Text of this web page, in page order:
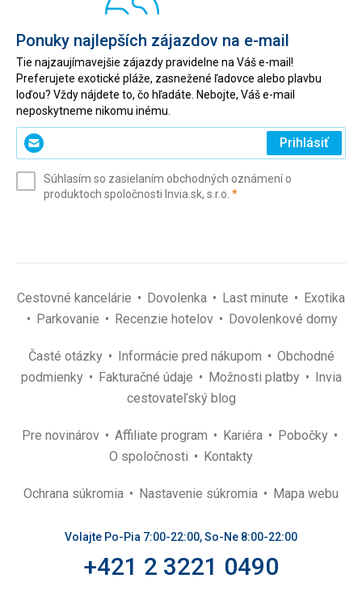
Ponuky najlepších zájazdov na e-mail
Tie najzaujímavejšie zájazdy pravidelne na Váš e-mail!
Preferujete exotické pláže, zasnežené ľadovce alebo plavbu
loďou? Vždy nájdete to, čo hľadáte. Nebojte, Váš e-mail
neposkytneme nikomu inému.
Zadajte
svoj
(povinné)
Prihlásiť
Súhlasím so zasielaním obchodných oznámení o
produktoch spoločnosti Invia.sk, s.r.o. *(povinné)
Cestovné kancelárie Dovolenka Last minute
Exotika
Parkovanie
Recenzie hotelov Dovolenkové domy
Časté otázky Informácie pred nákupom
Obchodné
podmienky
Fakturačné údaje Možnosti platby
Invia
cestovateľský blog
Pre novinárov Affiliate program Kariéra
Pobočky
O spoločnosti
Kontakty
Ochrana súkromia Nastavenie súkromia Mapa webu
Volajte Po-Pia 7:00-22:00, So-Ne 8:00-22:00
+421 2 3221 0490